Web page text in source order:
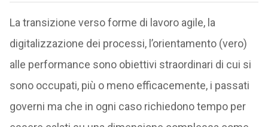
La transizione verso forme di lavoro agile, la
digitalizzazione dei processi, l’orientamento (vero)
alle performance sono obiettivi straordinari di cui si
sono occupati, più o meno efficacemente, i passati
governi ma che in ogni caso richiedono tempo per